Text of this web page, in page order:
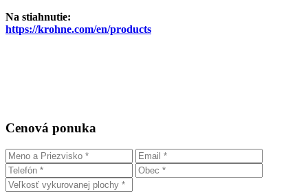
Na stiahnutie:
https://krohne.com/en/products
Cenová ponuka